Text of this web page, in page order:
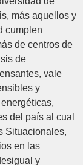
más aquellos y
cumplen
de centros de
de
vale
y
del país al cual
Situacionales,
en las
y